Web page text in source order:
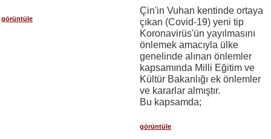
görüntüle
Çin'in Vuhan kentinde ortaya
çıkan (Covid-19) yeni tip
Koronavirüs'ün yayılmasını
önlemek amacıyla ülke
genelinde alınan önlemler
kapsamında Milli Eğitim ve
Kültür Bakanlığı ek önlemler
ve kararlar almıştır.
Bu kapsamda;
görüntüle